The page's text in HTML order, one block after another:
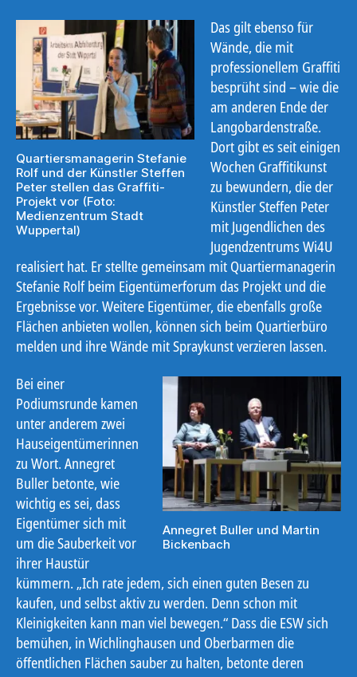
Quartiersmanagerin Stefanie
Rolf und der Künstler Steffen
Peter stellen das Graffiti-
Projekt vor (Foto:
Medienzentrum Stadt
Wuppertal)
Das gilt ebenso für
Wände, die mit
professionellem Graffiti
besprüht sind – wie die
am anderen Ende der
Langobardenstraße.
Dort gibt es seit einigen
Wochen Graffitikunst
zu bewundern, die der
Künstler Steffen Peter
mit Jugendlichen des
Jugendzentrums Wi4U
realisiert hat. Er stellte gemeinsam mit Quartiermanagerin
Stefanie Rolf beim Eigentümerforum das Projekt und die
Ergebnisse vor. Weitere Eigentümer, die ebenfalls große
Flächen anbieten wollen, können sich beim Quartierbüro
melden und ihre Wände mit Spraykunst verzieren lassen.
Annegret Buller und Martin
Bickenbach
Bei einer
Podiumsrunde kamen
unter anderem zwei
Hauseigentümerinnen
zu Wort. Annegret
Buller betonte, wie
wichtig es sei, dass
Eigentümer sich mit
um die Sauberkeit vor
ihrer Haustür
kümmern. „Ich rate jedem, sich einen guten Besen zu
kaufen, und selbst aktiv zu werden. Denn schon mit
Kleinigkeiten kann man viel bewegen.“ Dass die ESW sich
bemühen, in Wichlinghausen und Oberbarmen die
öffentlichen Flächen sauber zu halten, betonte deren